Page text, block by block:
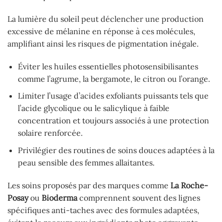
La lumière du soleil peut déclencher une production
excessive de mélanine en réponse à ces molécules,
amplifiant ainsi les risques de pigmentation inégale.
Éviter les huiles essentielles photosensibilisantes
comme l’agrume, la bergamote, le citron ou l’orange.
Limiter l’usage d’acides exfoliants puissants tels que
l’acide glycolique ou le salicylique à faible
concentration et toujours associés à une protection
solaire renforcée.
Privilégier des routines de soins douces adaptées à la
peau sensible des femmes allaitantes.
Les soins proposés par des marques comme La Roche-
Posayou Biodermacomprennent souvent des lignes
spécifiques anti-taches avec des formules adaptées,